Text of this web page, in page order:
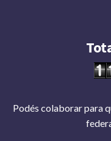
Podés colaborar para